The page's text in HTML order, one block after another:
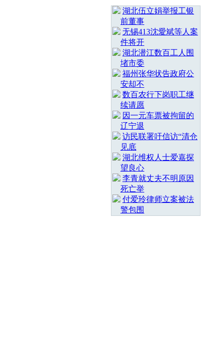
湖北伍立娟举报工银
前董事
无锡413沈愛斌等人案
件将开
湖北潜江数百工人围
堵市委
福州张华状告政府公
安却不
数百农行下岗职工继
续请愿
因一元车票被拘留的
辽宁退
访民联署吁信访“清仓
见底
湖北维权人士爱嘉探
望良心
李青就丈夫不明原因
死亡举
付爱玲律师立案被法
警包围